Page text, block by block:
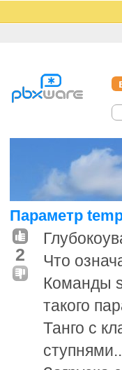
Параметр
2
Что
Команды
такого
Танго с